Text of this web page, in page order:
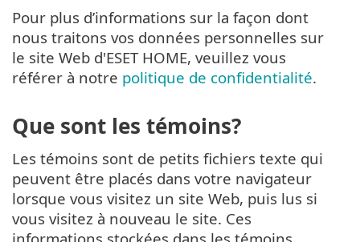
Pour plus d’informations sur la façon dont
nous traitons vos données personnelles sur
le site Web d'ESET HOME, veuillez vous
référer à notre politique de confidentialité.
Que sont les témoins?
Les témoins sont de petits fichiers texte qui
peuvent être placés dans votre navigateur
lorsque vous visitez un site Web, puis lus si
vous visitez à nouveau le site. Ces